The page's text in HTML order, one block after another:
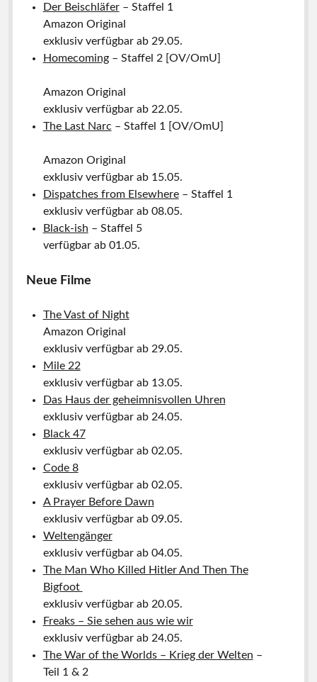
Der Beischläfer– Staffel 1
Amazon Original
exklusiv verfügbar ab 29.05.
Homecoming– Staffel 2 [OV/OmU]
Amazon Original
exklusiv verfügbar ab 22.05.
The Last Narc – Staffel 1 [OV/OmU]
Amazon Original
exklusiv verfügbar ab 15.05.
Dispatches from Elsewhere– Staffel 1
exklusiv verfügbar ab 08.05.
Black-ish – Staffel 5
verfügbar ab 01.05.
Neue Filme
The Vast of Night
Amazon Original
exklusiv verfügbar ab 29.05.
Mile 22
exklusiv verfügbar ab 13.05.
Das Haus der geheimnisvollen Uhren
exklusiv verfügbar ab 24.05.
Black 47
exklusiv verfügbar ab 02.05.
Code 8
exklusiv verfügbar ab 02.05.
A Prayer Before Dawn
exklusiv verfügbar ab 09.05.
Weltengänger
exklusiv verfügbar ab 04.05.
The Man Who Killed Hitler And Then The
Bigfoot
exklusiv verfügbar ab 20.05.
Freaks – Sie sehen aus wie wir
exklusiv verfügbar ab 24.05.
The War of the Worlds – Krieg der Welten –
Teil 1 & 2